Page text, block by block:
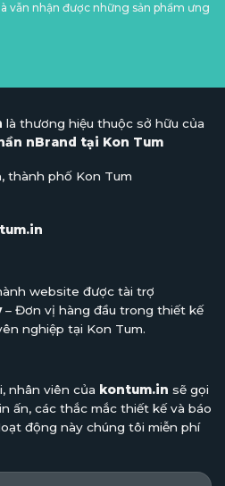
vẫn nhận được những sản phẩm ưng
là thương hiệu thuộc sở hữu của
nBrand tại Kon Tum
thành phố Kon Tum
website được tài trợ
– Đơn vị hàng đầu trong thiết kế
nghiệp tại Kon Tum.
nhân viên của kontum.in sẽ gọi
ấn, các thắc mắc thiết kế và báo
động này chúng tôi miễn phí